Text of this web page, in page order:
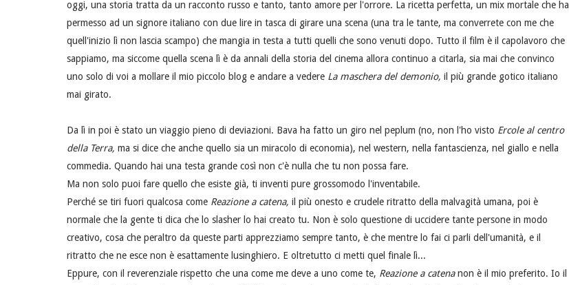
oggi, una storia tratta da un racconto russo e tanto, tanto amore per l'orrore. La ricetta perfetta, un mix mortale che ha
permesso ad un signore italiano con due lire in tasca di girare una scena (una tra le tante, ma converrete con me che
quell'inizio lì non lascia scampo) che mangia in testa a tutti quelli che sono venuti dopo. Tutto il film è il capolavoro che
sappiamo, ma siccome quella scena lì è da annali della storia del cinema allora continuo a citarla, sia mai che convinco
uno solo di voi a mollare il mio piccolo blog e andare a vedere La maschera del demonio, il più grande gotico italiano
mai girato.
Da lì in poi è stato un viaggio pieno di deviazioni. Bava ha fatto un giro nel peplum (no, non l'ho visto Ercole al centro
della Terra, ma si dice che anche quello sia un miracolo di economia), nel western, nella fantascienza, nel giallo e nella
commedia. Quando hai una testa grande così non c'è nulla che tu non possa fare.
Ma non solo puoi fare quello che esiste già, ti inventi pure grossomodo l'inventabile.
Perché se tiri fuori qualcosa come Reazione a catena, il più onesto e crudele ritratto della malvagità umana, poi è
normale che la gente ti dica che lo slasher lo hai creato tu. Non è solo questione di uccidere tante persone in modo
creativo, cosa che peraltro da queste parti apprezziamo sempre tanto, è che mentre lo fai ci parli dell'umanità, e il
ritratto che ne esce non è esattamente lusinghiero. E oltretutto ci metti quel finale lì...
Eppure, con il reverenziale rispetto che una come me deve a uno come te, Reazione a catenanon è il mio preferito. Io il